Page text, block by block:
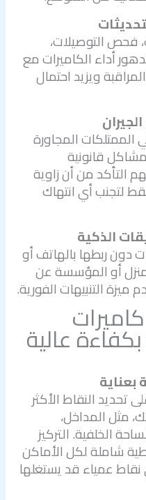
فحص التوصيلات،
أداء الكاميرات مع
ويزيد احتمال
الممتلكات المجاورة
قانونية
التأكد من أن زاوية
لتجنب أي انتهاك
الذكية
دون ربطها بالهاتف أو
أو المؤسسة عن
التنبيهات الفورية.
بكفاءة عالية
بعناية
تحديد النقاط الأكثر
مثل المداخل،
الخلفية. التركيز
شاملة لكل الأماكن
عمياء قد يستغلها